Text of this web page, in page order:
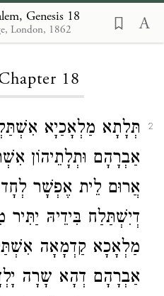
Genesis 18
London, 1862
18
2
תְּלָתָא מַלְאָכַיָא
אַבְרָהָם וּתְלָתֵיהוֹן
אֲרוּם לֵית אֶפְשָׁר
דְיִשְׁתַּלַח בִּידֵיהּ יַתִּיר
מַלְאָכָא קַדְמָאָה
אַבְרָהָם דְהָא שָרָה